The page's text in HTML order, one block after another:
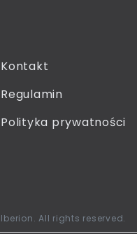
Kontakt
Regulamin
Polityka prywatności
All rights reserved.